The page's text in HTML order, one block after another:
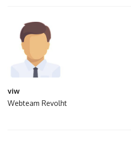
viw
Webteam Revolht